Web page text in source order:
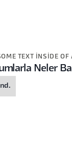
TEXT INSIDE OF
Neler